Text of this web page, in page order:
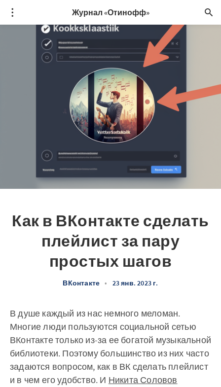
Журнал «Отинофф»
Как в ВКонтакте сделать
плейлист за пару
простых шагов
ВКонтакте • 23 янв. 2023 г.
В душе каждый из нас немного меломан.
Многие люди пользуются социальной сетью
ВКонтакте только из-за ее богатой музыкальной
библиотеки. Поэтому большинство из них часто
задаются вопросом, как в ВК сделать плейлист
и в чем его удобство. И Никита Соловов